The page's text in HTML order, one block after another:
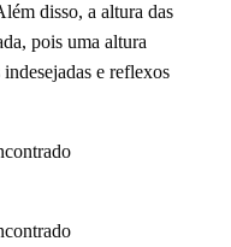
disso, a altura das
pois uma altura
e reflexos